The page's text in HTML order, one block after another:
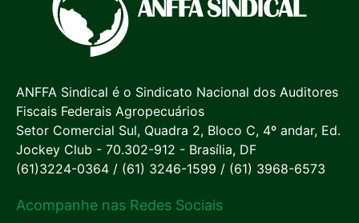
ANFFA Sindical é o Sindicato Nacional dos Auditores
Fiscais Federais Agropecuários
Setor Comercial Sul, Quadra 2, Bloco C, 4º andar, Ed.
Jockey Club - 70.302-912 - Brasília, DF
(61)3224-0364 / (61) 3246-1599 / (61) 3968-6573
Acompanhe nas Redes Sociais